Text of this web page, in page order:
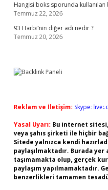
Hangisi boks sporunda
Temmuz 22, 2026
93 Harbi’nin diğer adı nedir ?
Temmuz 20, 2026
Reklam ve İletişim: Skype:
Yasal Uyarı: Bu internet
veya şahıs şirketi ile hiçbir
Sitede yalnızca kendi
paylaşılmaktadır. Burada
taşımamakta olup, gerçek
paylaşım yapılmamaktadır.
benzerlikleri tamamen